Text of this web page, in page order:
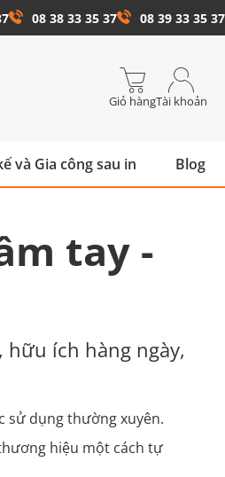
08 38 33 35 37 08 39 33 35 37
Giỏ hàngTài khoản
và Gia công sau in Blog
tay -
hữu ích hàng ngày,
sử dụng thường xuyên.
hiệu một cách tự